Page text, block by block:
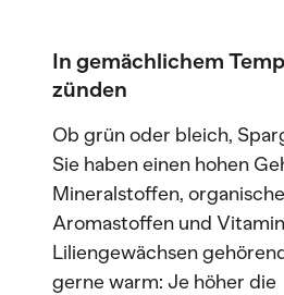
In gemächlichem
zünden
Ob grün oder bleich,
Sie haben einen hohen
Mineralstoffen,
Aromastoffen und
Liliengewächsen
gerne warm: Je höher die